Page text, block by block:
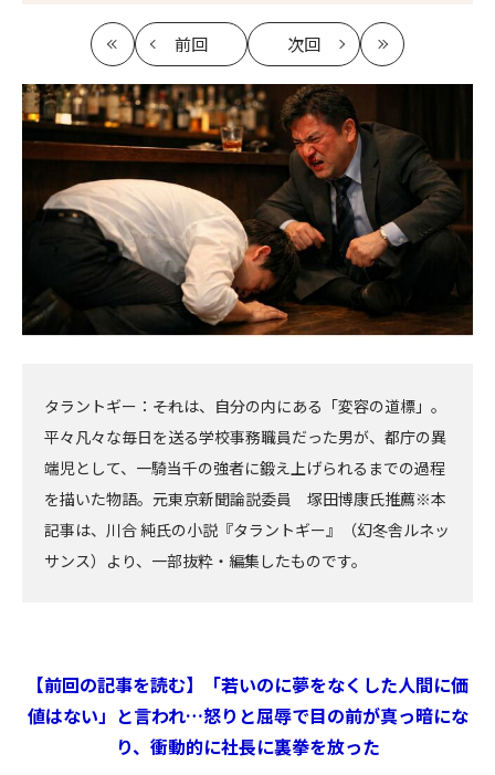
最
初
前回
記
事
へ
次回
記
事
へ
最
新
タラントギー：――それは、自分の内にある「変容の道標」。
平々凡々な毎日を送る学校事務職員だった男が、都庁の異
端児として、一騎当千の強者に鍛え上げられるまでの過程
を描いた物語。元東京新聞論説委員 塚田博康氏推薦※本
記事は、川合 純氏の小説『タラントギー』（幻冬舎ルネッ
サンス）より、一部抜粋・編集したものです。
【前回の記事を読む】「若いのに夢をなくした人間に価
値はない」と言われ…怒りと屈辱で目の前が真っ暗にな
り、衝動的に社長に裏拳を放った